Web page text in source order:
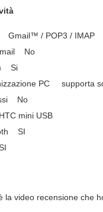
Gmail™ / POP3 / IMAP
No
Si
PC supporta
No
mini USB
SI
la video recensione che